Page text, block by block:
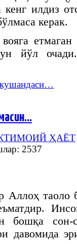
кенг илдиз
керак.
йўл
ҲАЁТ
2537
Аллоҳ таоло
бошқа сон-
давомида